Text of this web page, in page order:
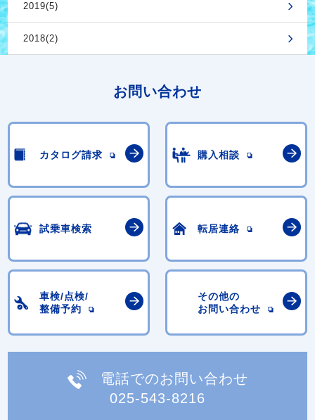
2019(5)
2018(2)
お問い合わせ
カタログ請求 購入相談
試乗車検索 転居連絡
車検/点検/
整備予約
その他の
お問い合わせ
電話でのお問い合わせ
025-543-8216